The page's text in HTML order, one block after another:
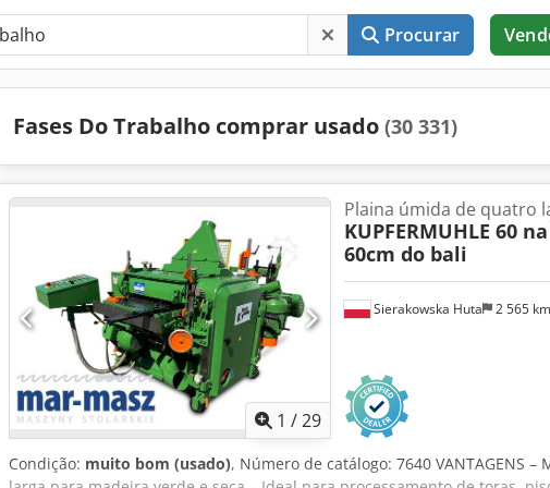
Procurar
Fases Do Trabalho comprar usado (30 331)
1 /29
Sierakowska Huta 2 565 km
Plaina úmida de quatro
KUPFERMUHLE 60
60cm do bali
Condição: muito bom (usado), Número de catálogo: 7640 VANTAGENS